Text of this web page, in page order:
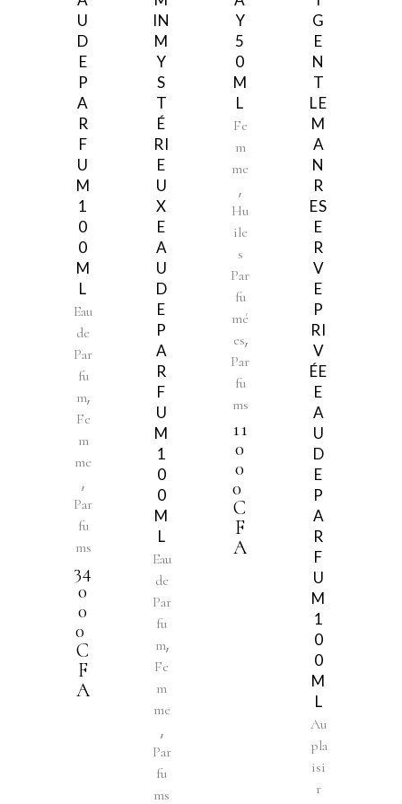
U
D
E
P
A
R
F
U
M
1
0
0
M
L
Eau
de
Par
fu
m,
Fe
m
me
,
Par
fu
ms
34
0
0
0
C
F
A
IN
M
Y
S
T
É
RI
E
U
X
E
A
U
D
E
P
A
R
F
U
M
1
0
0
M
L
Eau
de
Par
fu
m,
Fe
m
me
,
Par
fu
ms
Y
5
0
M
L
Fe
m
me
,
Hu
ile
s
Par
fu
mé
es,
Par
fu
ms
11
0
0
0
C
F
A
G
E
N
T
LE
M
A
N
R
ES
E
R
V
E
P
RI
V
ÉE
E
A
U
D
E
P
A
R
F
U
M
1
0
0
M
L
Au
pla
isi
r